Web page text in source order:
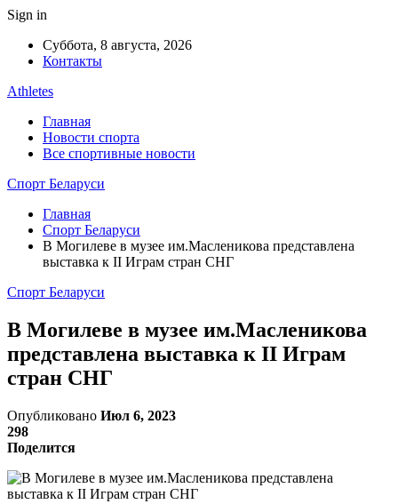
Sign in
Суббота, 8 августа, 2026
Контакты
Athletes
Главная
Новости спорта
Все спортивные новости
Спорт Беларуси
Главная
Спорт Беларуси
В Могилеве в музее им.Масленикова представлена
выставка к II Играм стран СНГ
Спорт Беларуси
В Могилеве в музее им.Масленикова
представлена выставка к II Играм
стран СНГ
Опубликовано Июл 6, 2023
298
Поделится